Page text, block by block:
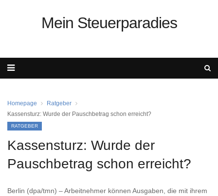
Mein Steuerparadies
Homepage
Ratgeber
Kassensturz: Wurde der Pauschbetrag schon erreicht?
RATGEBER
Kassensturz: Wurde der
Pauschbetrag schon erreicht?
Berlin (dpa/tmn) – Arbeitnehmer können Ausgaben, die mit ihrem